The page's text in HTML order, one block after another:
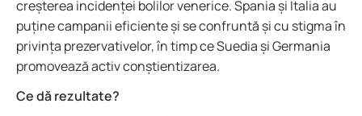
creșterea incidenței bolilor venerice. Spania și Italia au
puține campanii eficiente și se confruntă și cu stigma în
privința prezervativelor, în timp ce Suedia și Germania
promovează activ conștientizarea.
Ce dă rezultate?